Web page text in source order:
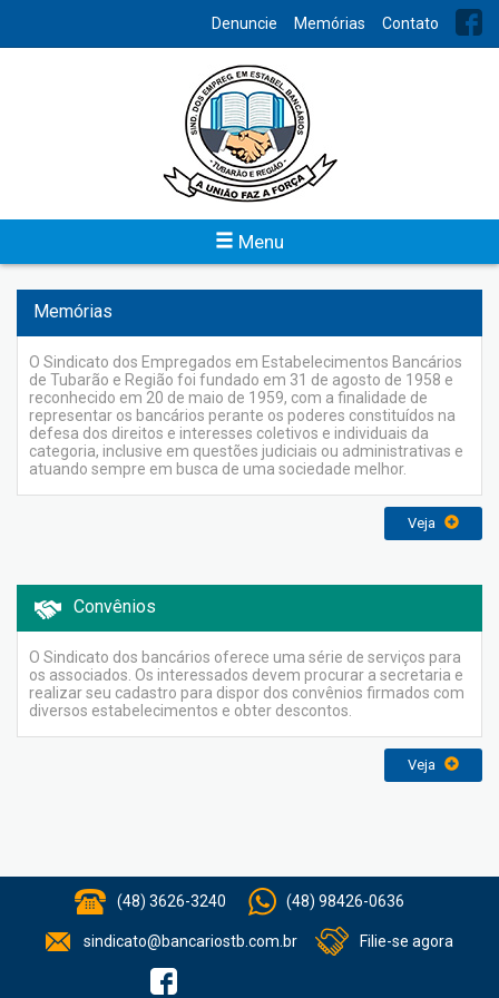
Denuncie Memórias Contato
Menu
Para conhecimento de todos, o Sindicato dos Bancários de
Tubarão e Região disponibiliza o acesso do levantamento
contábil trimestral e anual da entidade.
Memórias
O Sindicato dos Empregados em Estabelecimentos Bancários
de Tubarão e Região foi fundado em 31 de agosto de 1958 e
reconhecido em 20 de maio de 1959, com a finalidade de
representar os bancários perante os poderes constituídos na
defesa dos direitos e interesses coletivos e individuais da
categoria, inclusive em questões judiciais ou administrativas e
atuando sempre em busca de uma sociedade melhor.
Veja
Convênios
O Sindicato dos bancários oferece uma série de serviços para
os associados. Os interessados devem procurar a secretaria e
realizar seu cadastro para dispor dos convênios firmados com
diversos estabelecimentos e obter descontos.
Veja
(48) 3626-3240 (48) 98426-0636
sindicato@bancariostb.com.br Filie-se agora